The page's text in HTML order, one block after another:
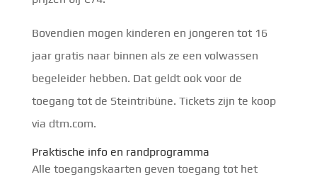
Bovendien mogen kinderen en jongeren tot 16
jaar gratis naar binnen als ze een volwassen
begeleider hebben. Dat geldt ook voor de
toegang tot de Steintribüne. Tickets zijn te koop
via dtm.com.
Praktische info en randprogramma
Alle toegangskaarten geven toegang tot het